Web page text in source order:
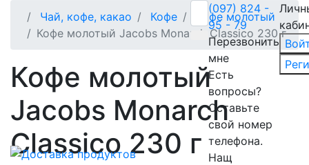
(097) 824 -
95 - 79
Перезвонить
мне
Есть
вопросы?
Оставьте
свой номер
телефона.
Нащ
Чай, кофе, какао Кофе
Кофе молотый
Кофе молотый Jacobs Monarch Classico 230 г
Кофе молотый
Jacobs Monarch
Classico 230 г